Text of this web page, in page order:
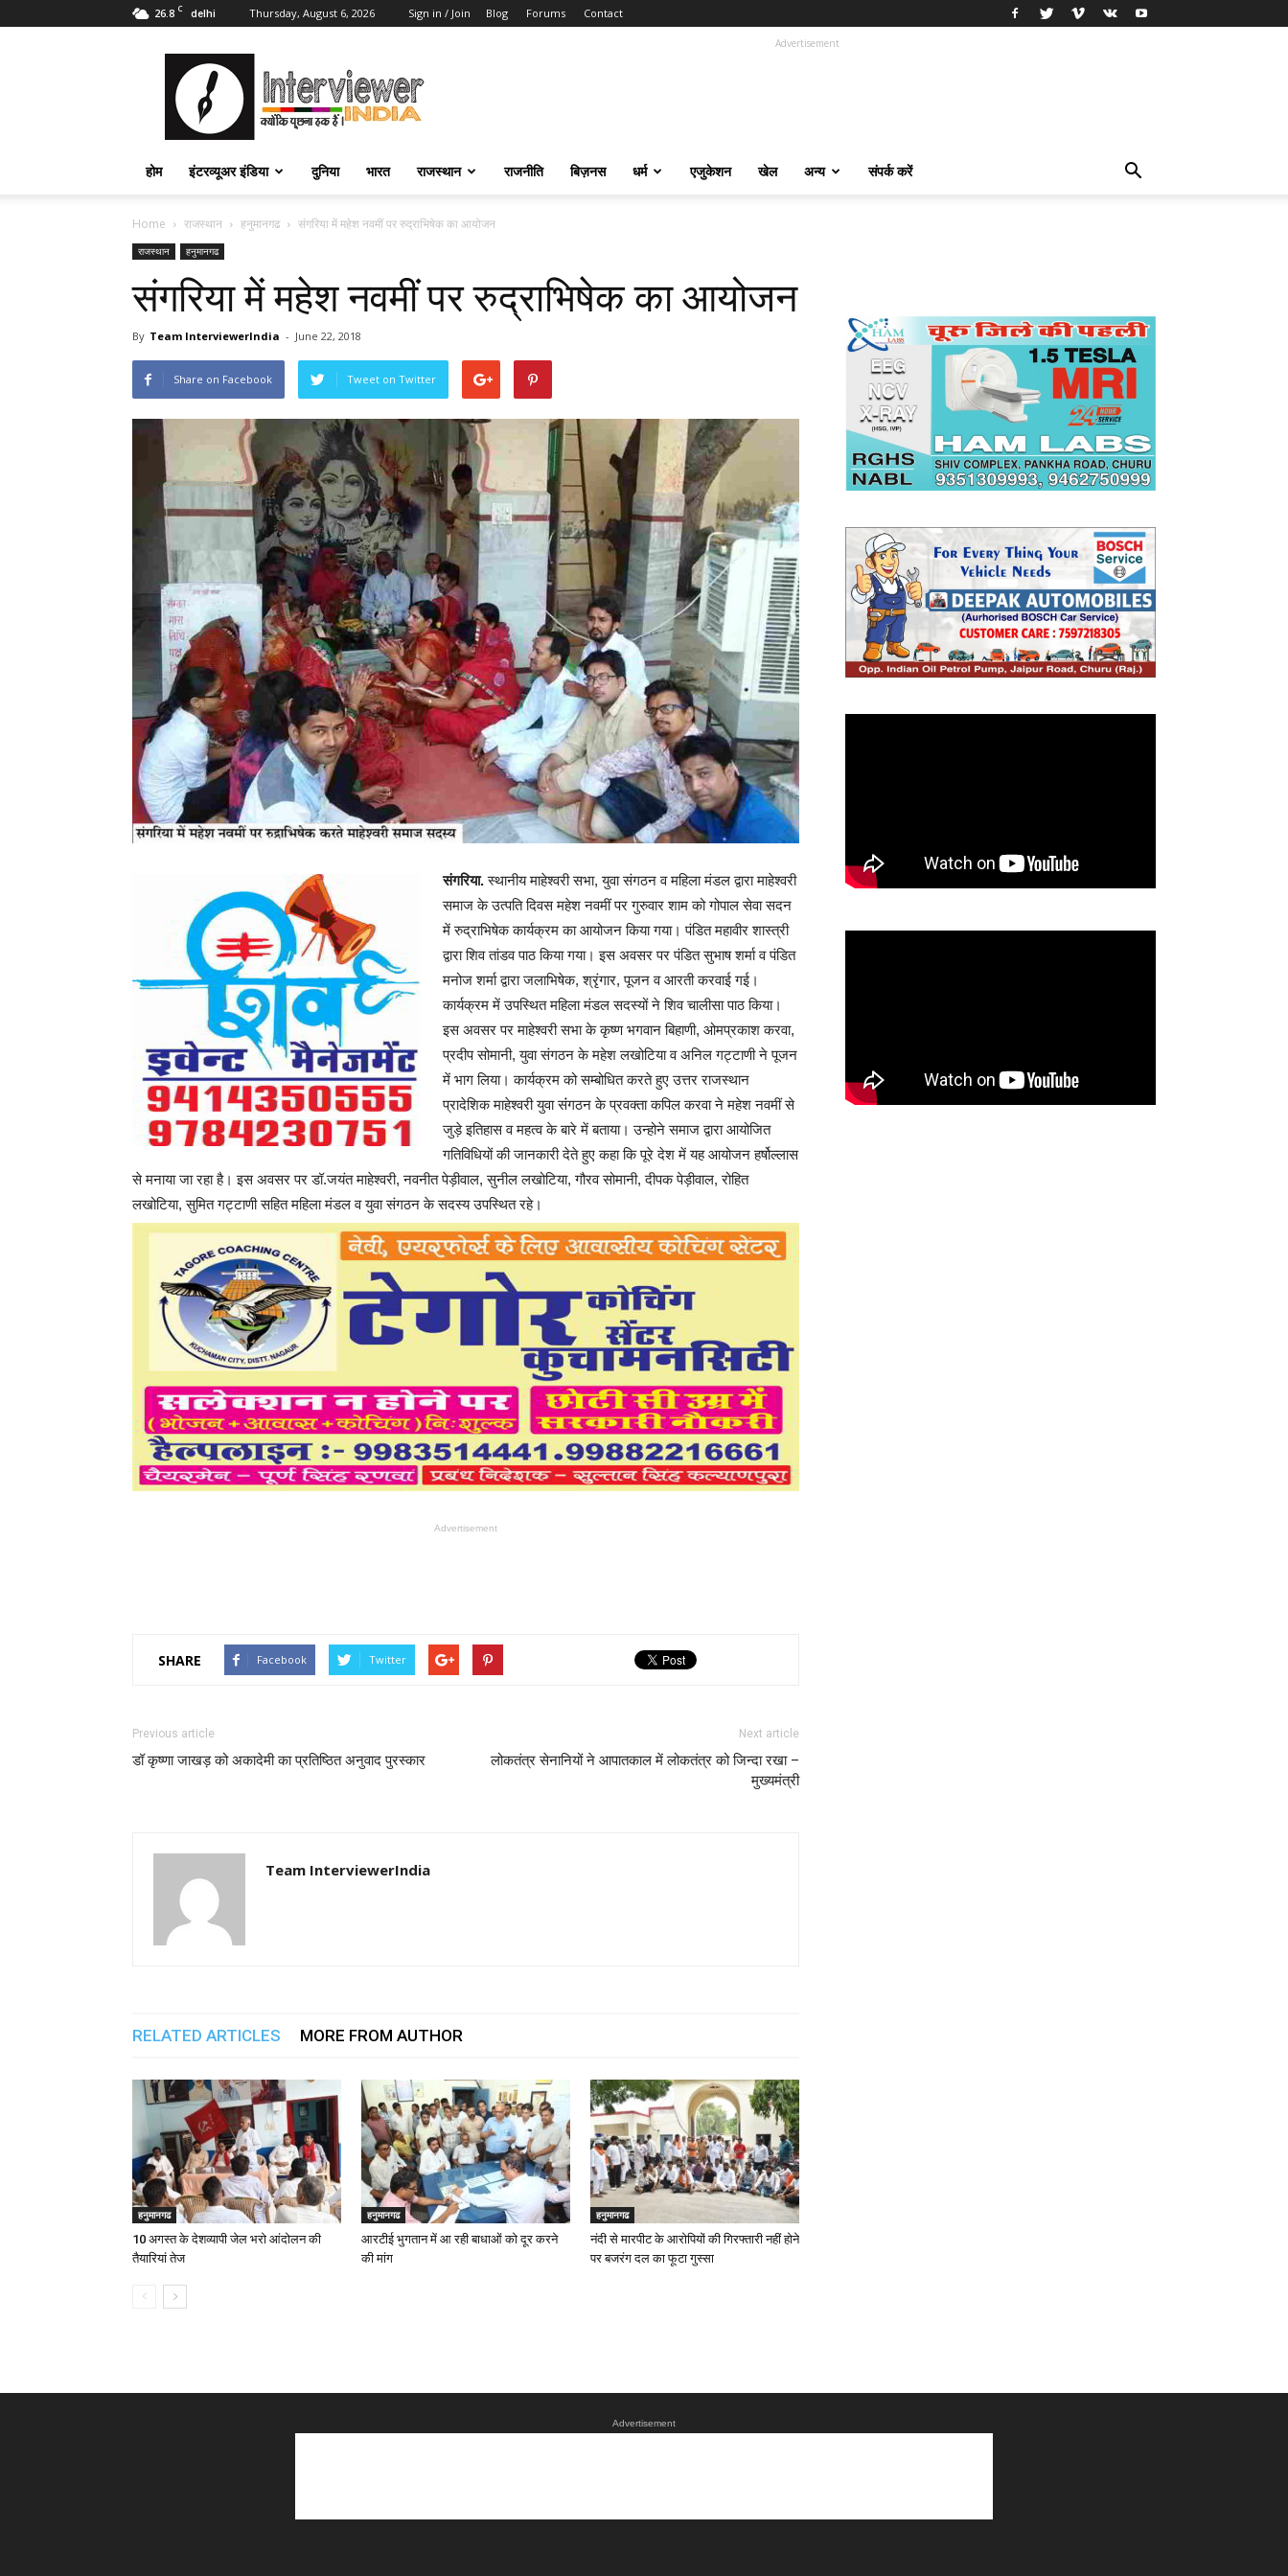
26.8 C delhi Thursday, August 6, 2026 Sign in / Join Blog Forums Contact
Interviewer
India
इंटरव्यूअर
इंडिया
Advertisement
होम इंटरव्यूअर इंडिया दुनिया भारत राजस्थान राजनीति बिज़नस धर्म एजुकेशन खेल अन्य संपर्क करें
Home राजस्थान हनुमानगढ संगरिया में महेश नवमीं पर रुद्राभिषेक का आयोजन
राजस्थान हनुमानगढ
संगरिया में महेश नवमीं पर रुद्राभिषेक का आयोजन
By Team InterviewerIndia - June 22, 2018
Share on Facebook Tweet on Twitter
संगरिया.स्थानीय माहेश्वरी सभा, युवा संगठन व महिला मंडल द्वारा माहेश्वरी
समाज के उत्पति दिवस महेश नवमीं पर गुरुवार शाम को गोपाल सेवा सदन
में रुद्राभिषेक कार्यक्रम का आयोजन किया गया। पंडित महावीर शास्त्री
द्वारा शिव तांडव पाठ किया गया। इस अवसर पर पंडित सुभाष शर्मा व पंडित
मनोज शर्मा द्वारा जलाभिषेक, श्रृंगार, पूजन व आरती करवाई गई।
कार्यक्रम में उपस्थित महिला मंडल सदस्यों ने शिव चालीसा पाठ किया।
इस अवसर पर माहेश्वरी सभा के कृष्ण भगवान बिहाणी, ओमप्रकाश करवा,
प्रदीप सोमानी, युवा संगठन के महेश लखोटिया व अनिल गट्टाणी ने पूजन
में भाग लिया। कार्यक्रम को सम्बोधित करते हुए उत्तर राजस्थान
प्रादेशिक माहेश्वरी युवा संंगठन के प्रवक्ता कपिल करवा ने महेश नवमीं से
जुड़े इतिहास व महत्व के बारे में बताया। उन्होने समाज द्वारा आयोजित
गतिविधियों की जानकारी देते हुए कहा कि पूरे देश में यह आयोजन हर्षोल्लास
से मनाया जा रहा है। इस अवसर पर डॉ.जयंत माहेश्वरी, नवनीत पेड़ीवाल, सुनील लखोटिया, गौरव सोमानी, दीपक पेड़ीवाल, रोहित
लखोटिया, सुमित गट्टाणी सहित महिला मंडल व युवा संगठन के सदस्य उपस्थित रहे।
Advertisement
SHARE Facebook Twitter
Previous article
डॉ कृष्णा जाखड़ को अकादेमी का प्रतिष्ठित अनुवाद पुरस्कार
Next article
लोकतंत्र सेनानियों ने आपातकाल में लोकतंत्र को जिन्दा रखा –
मुख्यमंत्री
Team InterviewerIndia
RELATED ARTICLES MORE FROM AUTHOR
हनुमानगढ
10 अगस्त के देशव्यापी जेल भरो आंदोलन की
तैयारियां तेज
हनुमानगढ
आरटीई भुगतान में आ रही बाधाओं को दूर करने
की मांग
हनुमानगढ
नंदी से मारपीट के आरोपियों की गिरफ्तारी नहीं होने
पर बजरंग दल का फूटा गुस्सा
Advertisement